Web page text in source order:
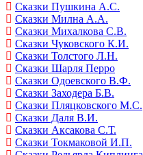
Сказки Пушкина А.С.
Сказки Милна А.А.
Сказки Михалкова С.В.
Сказки Чуковского К.И.
Сказки Толстого Л.Н.
Сказки Шарля Перро
Сказки Одоевского В.Ф.
Сказки Заходера Б.В.
Сказки Пляцковского М.С.
Сказки Даля В.И.
Сказки Аксакова С.Т.
Сказки Токмаковой И.П.